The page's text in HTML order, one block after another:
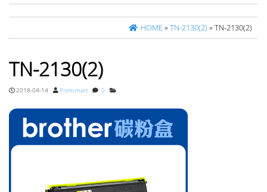
HOME»TN-2130(2) » TN-2130(2)
TN-2130(2)
2018-04-14 Printsmart 0